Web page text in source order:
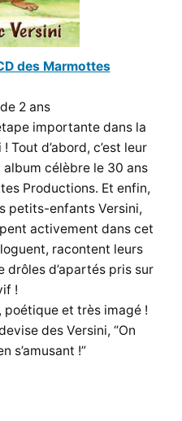
des Marmottes
2 ans
importante dans la
d’abord, c’est leur
album célèbre le 30 ans
Productions. Et enfin,
petits-enfants Versini,
activement dans cet
racontent leurs
d’apartés pris sur
!
poétique et très imagé !
des Versini, “On
s’amusant !”